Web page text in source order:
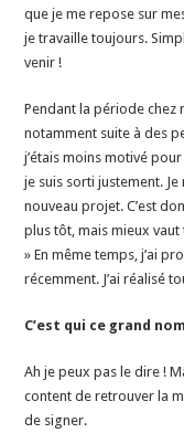
que je me repose sur
je travaille toujours.
venir !
Pendant la période chez
notamment suite à des
j’étais moins motivé
je suis sorti justement. Je
nouveau projet. C’est
plus tôt, mais mieux
» En même temps, j’ai
récemment. J’ai réalisé
C’est qui ce grand
Ah je peux pas le dire !
content de retrouver la
de signer.